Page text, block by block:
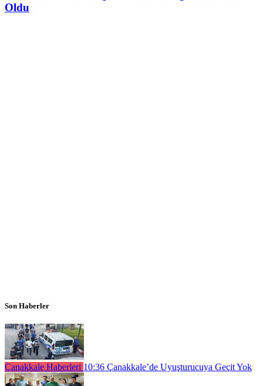
Oldu
Son Haberler
Çanakkale Haberleri 10:36 Çanakkale’de Uyuşturucuya Geçit Yok